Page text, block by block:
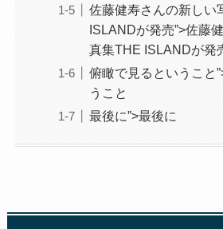
佐藤健寿さんの新しい
ISLANDが発売”>佐藤
真集THE ISLANDが発
俯瞰で見るということ
うこと
最後に”>最後に